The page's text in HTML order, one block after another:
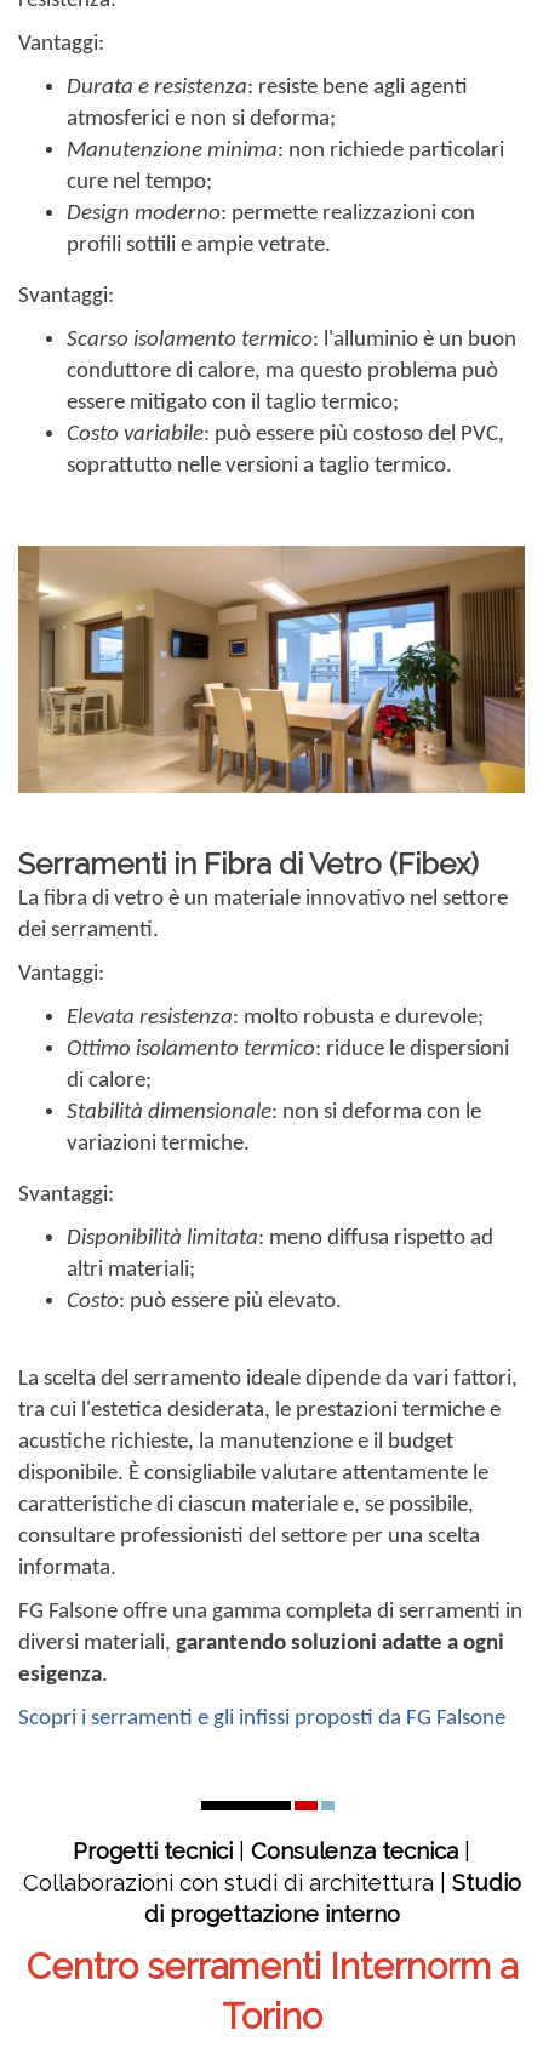
Vantaggi:
Durata e resistenza: resiste bene agli agenti
atmosferici e non si deforma;
Manutenzione minima: non richiede particolari
cure nel tempo;
Design moderno: permette realizzazioni con
profili sottili e ampie vetrate.
Svantaggi:
Scarso isolamento termico: l'alluminio è un buon
conduttore di calore, ma questo problema può
essere mitigato con il taglio termico;
Costo variabile: può essere più costoso del PVC,
soprattutto nelle versioni a taglio termico.
Serramenti in Fibra di Vetro (Fibex)
La fibra di vetro è un materiale innovativo nel settore
dei serramenti.
Vantaggi:
Elevata resistenza: molto robusta e durevole;
Ottimo isolamento termico: riduce le dispersioni
di calore;
Stabilità dimensionale: non si deforma con le
variazioni termiche.
Svantaggi:
Disponibilità limitata: meno diffusa rispetto ad
altri materiali;
Costo: può essere più elevato.
La scelta del serramento ideale dipende da vari fattori,
tra cui l'estetica desiderata, le prestazioni termiche e
acustiche richieste, la manutenzione e il budget
disponibile. È consigliabile valutare attentamente le
caratteristiche di ciascun materiale e, se possibile,
consultare professionisti del settore per una scelta
informata.
FG Falsone offre una gamma completa di serramenti in
diversi materiali, garantendo soluzioni adatte a ogni
esigenza.
Scopri i serramenti e gli infissi proposti da FG Falsone
Progetti tecnici Consulenza tecnica
Collaborazioni con studi di architettura | Studio
di progettazione interno
Centro serramenti Internorm a
Torino